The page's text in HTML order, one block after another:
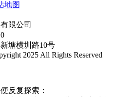
地图
限公司
塘横圳路10号
2025 All Rights Reserved
反复探索：